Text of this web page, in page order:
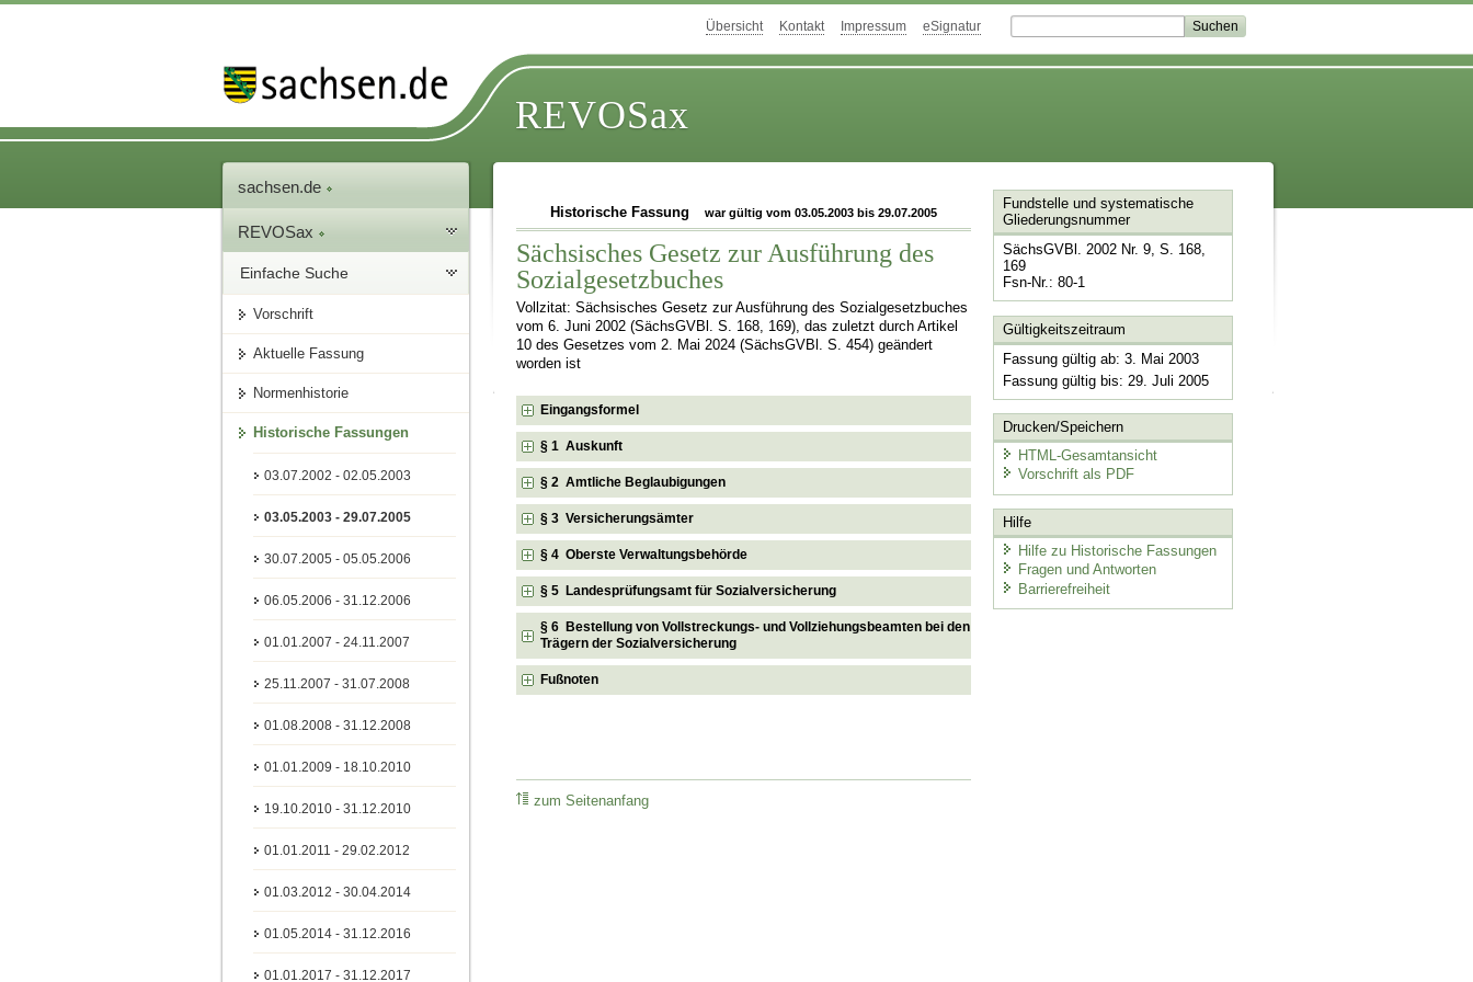
Übersicht Kontakt Impressum eSignatur
REVOSax
sachsen.de
REVOSax
Einfache Suche
Vorschrift
Aktuelle Fassung
Normenhistorie
Historische Fassungen
03.07.2002 - 02.05.2003
03.05.2003 - 29.07.2005
30.07.2005 - 05.05.2006
06.05.2006 - 31.12.2006
01.01.2007 - 24.11.2007
25.11.2007 - 31.07.2008
01.08.2008 - 31.12.2008
01.01.2009 - 18.10.2010
19.10.2010 - 31.12.2010
01.01.2011 - 29.02.2012
01.03.2012 - 30.04.2014
01.05.2014 - 31.12.2016
01.01.2017 - 31.12.2017
Historische Fassung war gültig vom 03.05.2003 bis 29.07.2005
Sächsisches Gesetz zur Ausführung des
Sozialgesetzbuches
Vollzitat: Sächsisches Gesetz zur Ausführung des Sozialgesetzbuches
vom 6. Juni 2002 (SächsGVBl. S. 168, 169), das zuletzt durch Artikel
10 des Gesetzes vom 2. Mai 2024 (SächsGVBl. S. 454) geändert
worden ist
Eingangsformel
§ 1 Auskunft
§ 2 Amtliche Beglaubigungen
§ 3 Versicherungsämter
§ 4 Oberste Verwaltungsbehörde
§ 5 Landesprüfungsamt für Sozialversicherung
§ 6 Bestellung von Vollstreckungs- und Vollziehungsbeamten bei den
Trägern der Sozialversicherung
Fußnoten
zum Seitenanfang
Fundstelle und systematische
Gliederungsnummer
SächsGVBl. 2002 Nr. 9, S. 168,
169
Fsn-Nr.: 80-1
Gültigkeitszeitraum
Fassung gültig ab: 3. Mai 2003
Fassung gültig bis: 29. Juli 2005
Drucken/Speichern
HTML-Gesamtansicht
Vorschrift als PDF
Hilfe
Hilfe zu Historische Fassungen
Fragen und Antworten
Barrierefreiheit